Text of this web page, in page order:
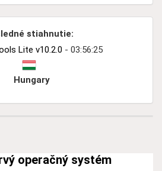
stiahnutie:
Lite v10.2.0 - 03:56:25
Hungary
operačný systém